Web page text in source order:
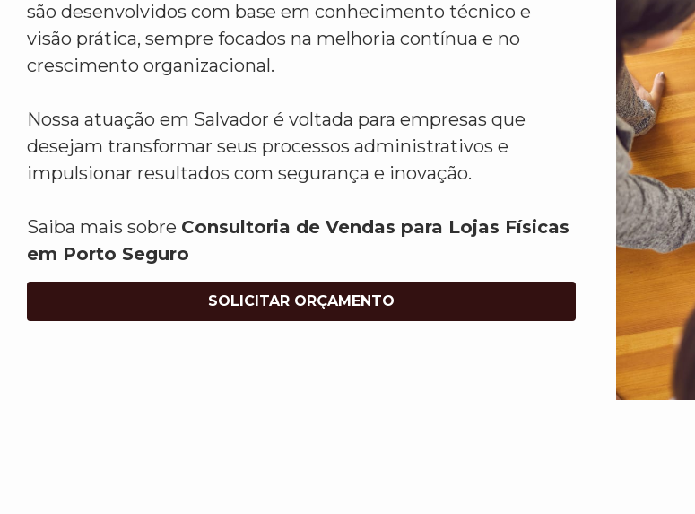
são desenvolvidos com base em conhecimento técnico e
visão prática, sempre focados na melhoria contínua e no
crescimento organizacional.
Nossa atuação em Salvador é voltada para empresas que
desejam transformar seus processos administrativos e
impulsionar resultados com segurança e inovação.
Saiba mais sobre Consultoria de Vendas para Lojas Físicas
em Porto Seguro
SOLICITAR ORÇAMENTO